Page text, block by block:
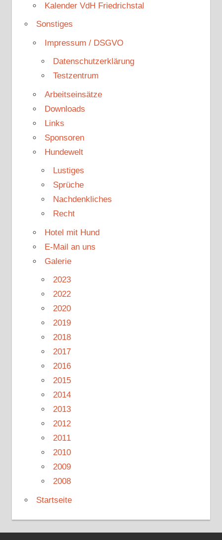
Kalender VdH Friedrichstal
Sonstiges
Impressum / DSGVO
Datenschutzerklärung
Testzentrum
Arbeitseinsätze
Downloads
Links
Sponsoren
Hundewelt
Lustiges
Sprüche
Nachdenkliches
Recht
Hotel mit Hund
E-Mail an uns
Galerie
2023
2022
2020
2019
2018
2017
2016
2015
2014
2013
2012
2011
2010
2009
2008
Startseite